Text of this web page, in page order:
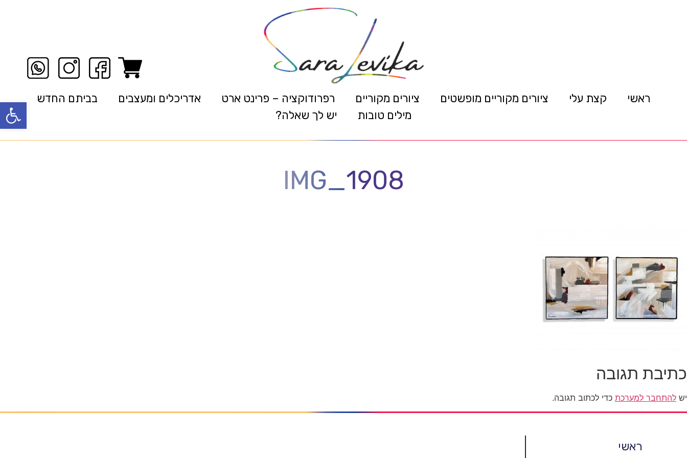
פתח ראשי קצת עלי ציורים מקוריים מופשטים ציורים מקוריים רפרודוקציה – פרינט ארט אדריכלים ומעצבים
בביתם החדש
מילים טובות
יש לך שאלה?
IMG_1908
כתיבת תגובה
יש להתחבר למערכת כדי לכתוב תגובה.
ראשי